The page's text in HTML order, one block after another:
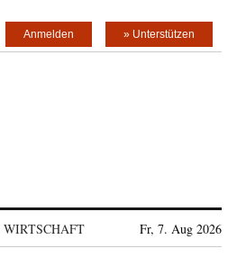
» Unterstützen
Anmelden
WIRTSCHAFT Fr, 7. Aug 2026